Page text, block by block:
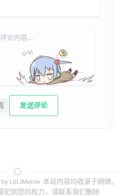
发送评论
LoLiMeow 本站内容均收录于网络，
犯到您的权力，请联系我们删除